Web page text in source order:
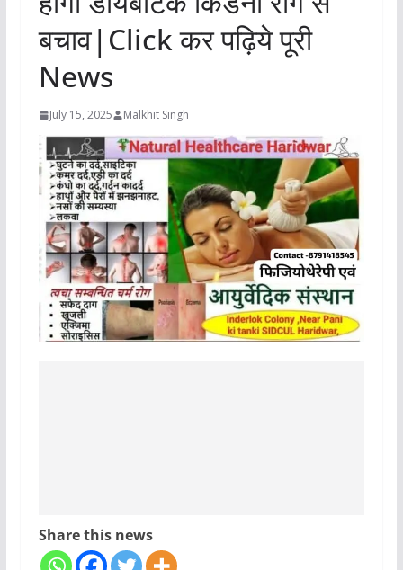
बचाव|Click कर पढ़िये पूरी
News
July 15, 2025 Malkhit Singh
Share this news